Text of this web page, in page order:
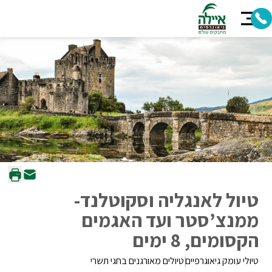
טיול לאנגליה וסקוטלנד-
ממנצ’סטר ועד האגמים
הקסומים, 8 ימים
טיולי עומק גיאוגרפייםטיולים מאורגנים בחגי תשרי